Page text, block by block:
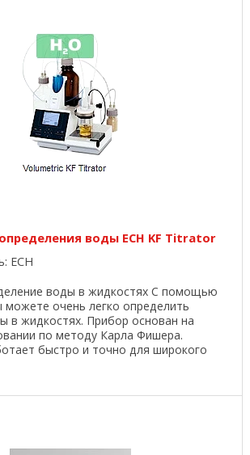
воды ECH KF Titrator
ECH
воды в жидкостях С помощью
можете очень легко определить
в жидкостях. Прибор основан на
по методу Карла Фишера.
быстро и точно для широкого